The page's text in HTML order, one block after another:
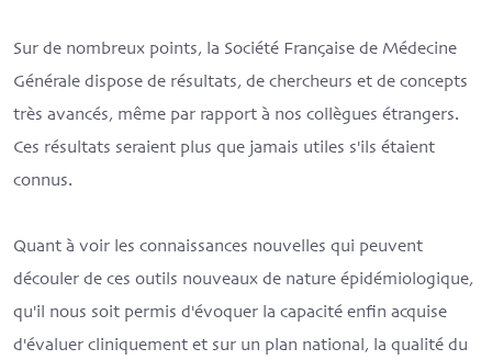
Sur de nombreux points, la Société Française de Médecine
Générale dispose de résultats, de chercheurs et de concepts
très avancés, même par rapport à nos collègues étrangers.
Ces résultats seraient plus que jamais utiles s'ils étaient
connus.
Quant à voir les connaissances nouvelles qui peuvent
découler de ces outils nouveaux de nature épidémiologique,
qu'il nous soit permis d'évoquer la capacité enfin acquise
d'évaluer cliniquement et sur un plan national, la qualité du